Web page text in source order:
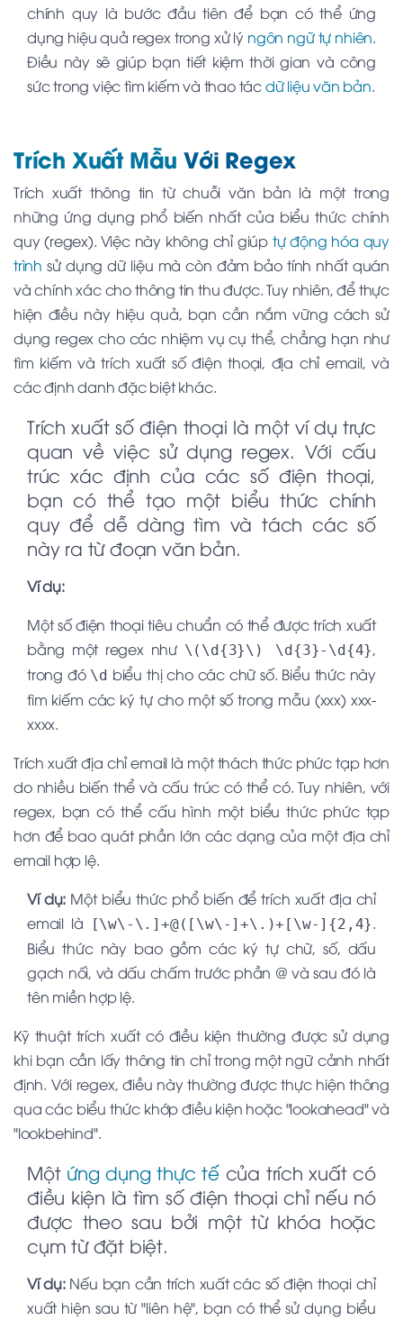
chính quy là bước đầu tiên để bạn có thể ứng
dụng hiệu quả regex trong xử lý ngôn ngữ tự nhiên.
Điều này sẽ giúp bạn tiết kiệm thời gian và công
sức trong việc tìm kiếm và thao tácdữ liệu văn bản.
Trích Xuất Mẫu Với Regex
Trích xuất thông tin từ chuỗi văn bản là một trong
những ứng dụng phổ biến nhất của biểu thức chính
quy (regex). Việc này không chỉ giúp tự động hóa quy
trình sử dụng dữ liệu mà còn đảm bảo tính nhất quán
và chính xác cho thông tin thu được. Tuy nhiên, để thực
hiện điều này hiệu quả, bạn cần nắm vững cách sử
dụng regex cho các nhiệm vụ cụ thể, chẳng hạn như
tìm kiếm và trích xuất số điện thoại, địa chỉ email, và
các định danh đặc biệt khác.
Trích xuất số điện thoại là một ví dụ trực
quan về việc sử dụng regex. Với cấu
trúc xác định của các số điện thoại,
bạn có thể tạo một biểu thức chính
quy để dễ dàng tìm và tách các số
này ra từ đoạn văn bản.
Ví dụ:
Một số điện thoại tiêu chuẩn có thể được trích xuất
bằng một regex như \(\d{3}\) \d{3}-\d{4},
trong đó \d biểu thị cho các chữ số. Biểu thức này
tìm kiếm các ký tự cho một số trong mẫu (xxx) xxx-
xxxx.
Trích xuất địa chỉ email là một thách thức phức tạp hơn
do nhiều biến thể và cấu trúc có thể có. Tuy nhiên, với
regex, bạn có thể cấu hình một biểu thức phức tạp
hơn để bao quát phần lớn các dạng của một địa chỉ
email hợp lệ.
Ví dụ: Một biểu thức phổ biến để trích xuất địa chỉ
email là
[\w\-\.]+@([\w\-]+\.)+[\w-]{2,4}.
Biểu thức này bao gồm các ký tự chữ, số, dấu
gạch nối, và dấu chấm trước phần @ và sau đó là
tên miền hợp lệ.
Kỹ thuật trích xuất có điều kiện thường được sử dụng
khi bạn cần lấy thông tin chỉ trong một ngữ cảnh nhất
định. Với regex, điều này thường được thực hiện thông
qua các biểu thức khớp điều kiện hoặc "lookahead" và
"lookbehind".
Một ứng dụng thực tếcủa trích xuất có
điều kiện là tìm số điện thoại chỉ nếu nó
được theo sau bởi một từ khóa hoặc
cụm từ đặt biệt.
Ví dụ:Nếu bạn cần trích xuất các số điện thoại chỉ
xuất hiện sau từ "liên hệ", bạn có thể sử dụng biểu